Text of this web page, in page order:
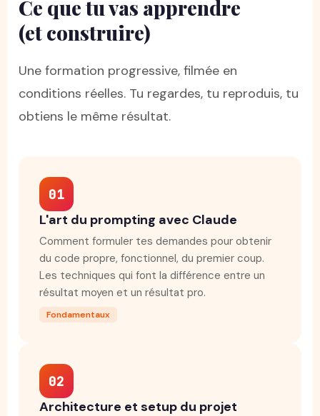
Ce que tu vas apprendre
(et construire)
Une formation progressive, filmée en
conditions réelles. Tu regardes, tu reproduis, tu
obtiens le même résultat.
01
L'art du prompting avec Claude
Comment formuler tes demandes pour obtenir
du code propre, fonctionnel, du premier coup.
Les techniques qui font la différence entre un
résultat moyen et un résultat pro.
Fondamentaux
02
Architecture et setup du projet